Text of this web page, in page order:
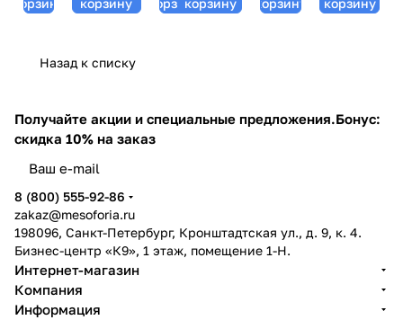
5 мл
- 30 мл
- 30 мл
Назад к списку
Получайте акции и специальные предложения.Бонус:
скидка 10% на заказ
8 (800) 555-92-86
zakaz@mesoforia.ru
198096, Санкт-Петербург, Кронштадтская ул., д. 9, к. 4.
Бизнес-центр «К9», 1 этаж, помещение 1-Н.
Интернет-магазин
Компания
Информация